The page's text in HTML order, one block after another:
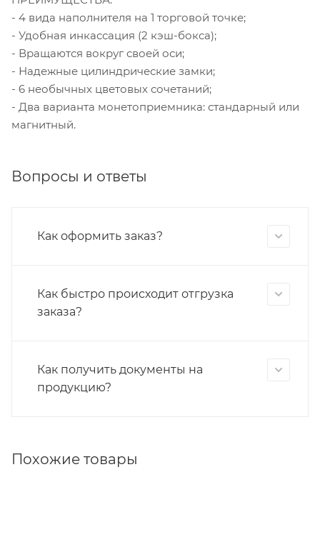
- 4 вида наполнителя на 1 торговой точке;
- Удобная инкассация (2 кэш-бокса);
- Вращаются вокруг своей оси;
- Надежные цилиндрические замки;
- 6 необычных цветовых сочетаний;
- Два варианта монетоприемника: стандарный или
магнитный.
Вопросы и ответы
Как оформить заказ?
Как быстро происходит отгрузка
заказа?
Как получить документы на
продукцию?
Похожие товары